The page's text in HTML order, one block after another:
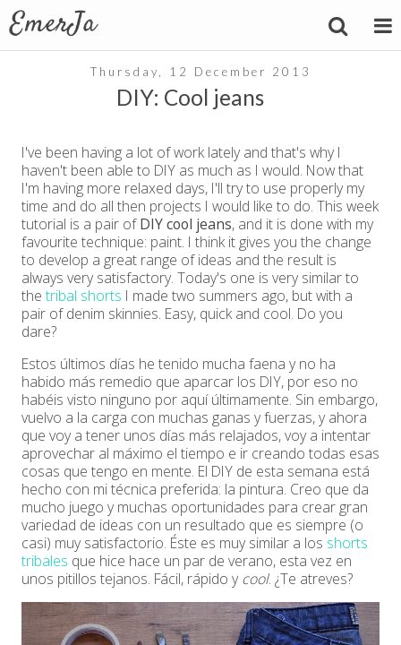
Thursday, 12 December 2013
DIY: Cool jeans
I've been having a lot of work lately and that's why I
haven't been able to DIY as much as I would. Now that
I'm having more relaxed days, I'll try to use properly my
time and do all then projects I would like to do. This week
tutorial is a pair ofDIY cool jeans, and it is done with my
favourite technique: paint. I think it gives you the change
to develop a great range of ideas and the result is
always very satisfactory. Today's one is very similar to
the tribal shorts I made two summers ago, but with a
pair of denim skinnies. Easy, quick and cool. Do you
dare?
Estos últimos días he tenido mucha faena y no ha
habido más remedio que aparcar los DIY, por eso no
habéis visto ninguno por aquí últimamente. Sin embargo,
vuelvo a la carga con muchas ganas y fuerzas, y ahora
que voy a tener unos días más relajados, voy a intentar
aprovechar al máximo el tiempo e ir creando todas esas
cosas que tengo en mente. El DIY de esta semana está
hecho con mi técnica preferida: la pintura. Creo que da
mucho juego y muchas oportunidades para crear gran
variedad de ideas con un resultado que es siempre (o
casi) muy satisfactorio. Éste es muy similar a los shorts
tribales que hice hace un par de verano, esta vez en
unos pitillos tejanos. Fácil, rápido y cool. ¿Te atreves?